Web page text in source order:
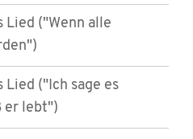
Lied ("Wenn alle
Lied ("Ich sage es
er lebt")